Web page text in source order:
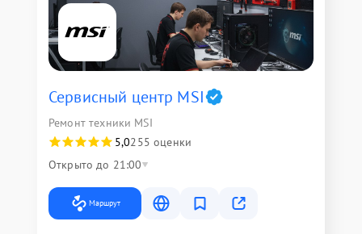
Сервисный центр MSI
Ремонт техники MSI
5,0255 оценки
Открыто до 21:00
Маршрут